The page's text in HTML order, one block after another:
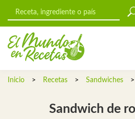
Inicio > Recetas > Sandwiches >
Sandwich de